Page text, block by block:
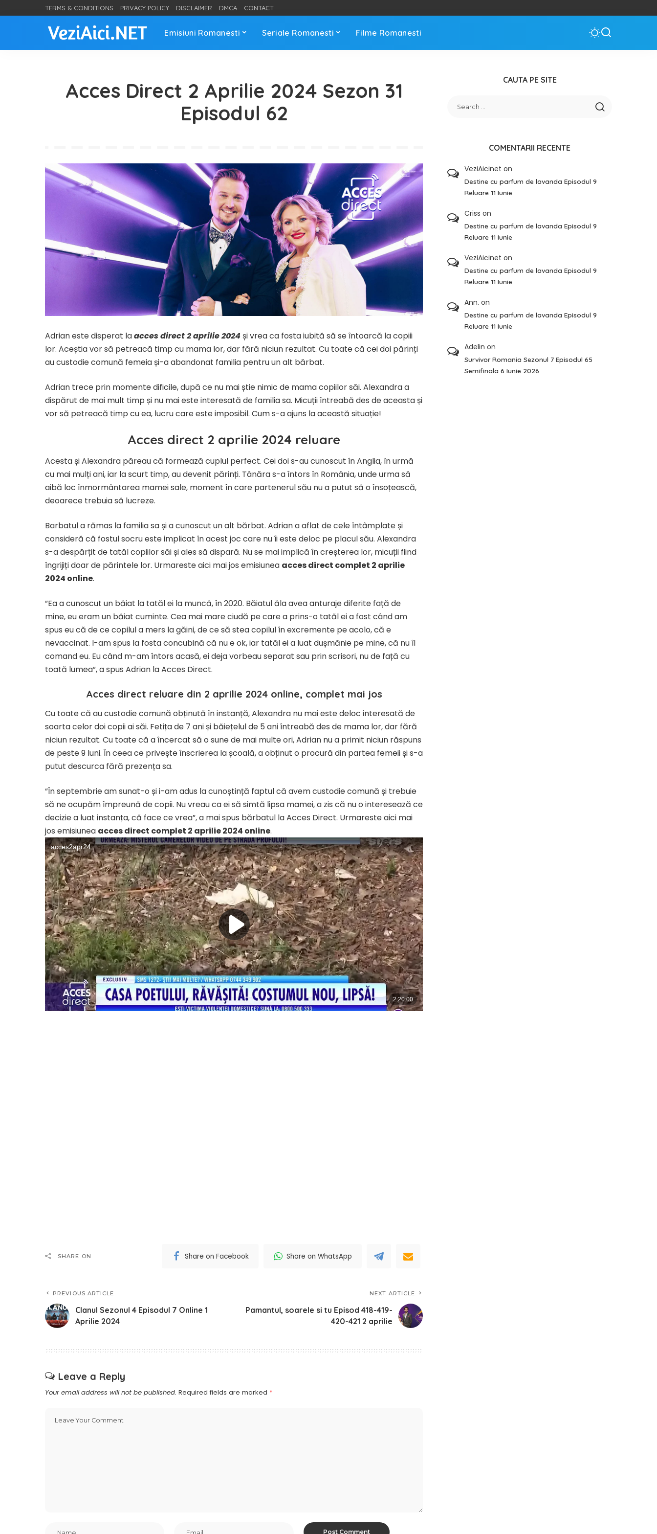
TERMS & CONDITIONS PRIVACY POLICY DISCLAIMER DMCA CONTACT
Emisiuni Romanesti Seriale Romanesti Filme Romanesti
Acces Direct 2 Aprilie 2024 Sezon 31
Episodul 62
Adrian este disperat laacces direct 2 aprilie 2024 și vrea ca fosta iubită să se întoarcă la copiii
lor. Aceștia vor să petreacă timp cu mama lor, dar fără niciun rezultat. Cu toate că cei doi părinți
au custodie comună femeia și-a abandonat familia pentru un alt bărbat.
Adrian trece prin momente dificile, după ce nu mai știe nimic de mama copiilor săi. Alexandra a
dispărut de mai mult timp și nu mai este interesată de familia sa. Micuții întreabă des de aceasta și
vor să petreacă timp cu ea, lucru care este imposibil. Cum s-a ajuns la această situație!
Acces direct 2 aprilie 2024 reluare
Acesta și Alexandra păreau că formează cuplul perfect. Cei doi s-au cunoscut în Anglia, în urmă
cu mai mulți ani, iar la scurt timp, au devenit părinți. Tânăra s-a întors în România, unde urma să
aibă loc înmormântarea mamei sale, moment în care partenerul său nu a putut să o însoțească,
deoarece trebuia să lucreze.
Barbatul a rămas la familia sa și a cunoscut un alt bărbat. Adrian a aflat de cele întâmplate și
consideră că fostul socru este implicat în acest joc care nu îi este deloc pe placul său. Alexandra
s-a despărțit de tatăl copiilor săi și ales să dispară. Nu se mai implică în creșterea lor, micuții fiind
îngrijiți doar de părintele lor. Urmareste aici mai jos emisiunea acces direct complet 2 aprilie
2024 online.
”Ea a cunoscut un băiat la tatăl ei la muncă, în 2020. Băiatul ăla avea anturaje diferite față de
mine, eu eram un băiat cuminte. Cea mai mare ciudă pe care a prins-o tatăl ei a fost când am
spus eu că de ce copilul a mers la găini, de ce să stea copilul în excremente pe acolo, că e
nevaccinat. I-am spus la fosta concubină că nu e ok, iar tatăl ei a luat dușmănie pe mine, că nu îl
comand eu. Eu când m-am întors acasă, ei deja vorbeau separat sau prin scrisori, nu de față cu
toată lumea”, a spus Adrian la Acces Direct.
Acces direct reluare din 2 aprilie 2024 online, complet mai jos
Cu toate că au custodie comună obținută în instanță, Alexandra nu mai este deloc interesată de
soarta celor doi copii ai săi. Fetița de 7 ani și băiețelul de 5 ani întreabă des de mama lor, dar fără
niciun rezultat. Cu toate că a încercat să o sune de mai multe ori, Adrian nu a primit niciun răspuns
de peste 9 luni. În ceea ce privește înscrierea la școală, a obținut o procură din partea femeii și s-a
putut descurca fără prezența sa.
”În septembrie am sunat-o și i-am adus la cunoștință faptul că avem custodie comună și trebuie
să ne ocupăm împreună de copii. Nu vreau ca ei să simtă lipsa mamei, a zis că nu o interesează ce
decizie a luat instanța, că face ce vrea”, a mai spus bărbatul la Acces Direct. Urmareste aici mai
jos emisiunea acces direct complet 2 aprilie 2024 online.
SHARE ON Share on Facebook Share on WhatsApp
PREVIOUS ARTICLE
Clanul Sezonul 4 Episodul 7 Online 1
Aprilie 2024
NEXT ARTICLE
Pamantul, soarele si tu Episod 418-419-
420-421 2 aprilie
Leave a Reply
Your email address will not be published. Required fields are marked *
CAUTA PE SITE
COMENTARII RECENTE
VeziAicinet on
Destine cu parfum de lavanda Episodul 9
Reluare 11 Iunie
Criss on
Destine cu parfum de lavanda Episodul 9
Reluare 11 Iunie
VeziAicinet on
Destine cu parfum de lavanda Episodul 9
Reluare 11 Iunie
Ann. on
Destine cu parfum de lavanda Episodul 9
Reluare 11 Iunie
Adelin on
Survivor Romania Sezonul 7 Episodul 65
Semifinala 6 Iunie 2026